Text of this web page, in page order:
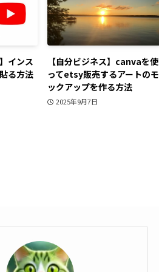
インス
る方法
【自分ビジネス】canvaを使
ってetsy販売するアートのモ
ックアップを作る方法
2025年9月7日